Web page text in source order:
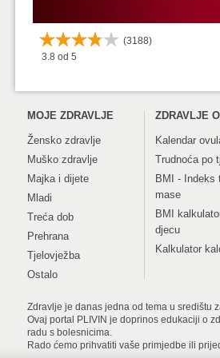
11. tjedan
13. tjedan
15. tjedan
20. tjedan
(3188)
3.8 od 5
MOJE ZDRAVLJE
Žensko zdravlje
Muško zdravlje
Majka i dijete
Mladi
Treća dob
Prehrana
Tjelovježba
Ostalo
ZDRAVLJE
Kalendar
Trudnoća po
BMI - Indeks
mase
BMI
djecu
Kalkulator
Zdravlje je danas jedna od tema u središtu
Ovaj portal PLIVIN je doprinos edukaciji o
radu s bolesnicima.
Rado ćemo prihvatiti vaše primjedbe ili